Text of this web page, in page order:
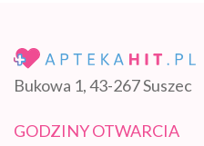
Bukowa 1, 43-267 Suszec
GODZINY OTWARCIA